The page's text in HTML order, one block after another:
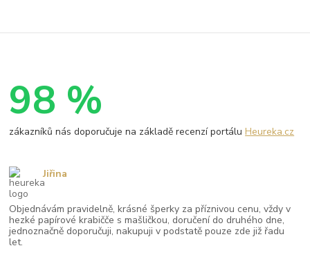
98 %
zákazníků nás doporučuje na základě recenzí portáluHeureka.cz
Objednávám pravidelně, krásné šperky za příznivou cenu, vždy v
hezké papírové krabičče s mašličkou, doručení do druhého dne,
jednoznačně doporučuji, nakupuji v podstatě pouze zde již řadu
let.
Jiřina